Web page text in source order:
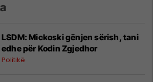
LSDM: Mickoski gënjen sërish, tani
edhe për Kodin Zgjedhor
Politikë